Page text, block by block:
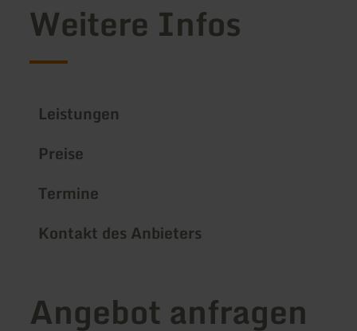
Weitere Infos
Leistungen
Preise
Termine
Kontakt des Anbieters
Angebot anfragen